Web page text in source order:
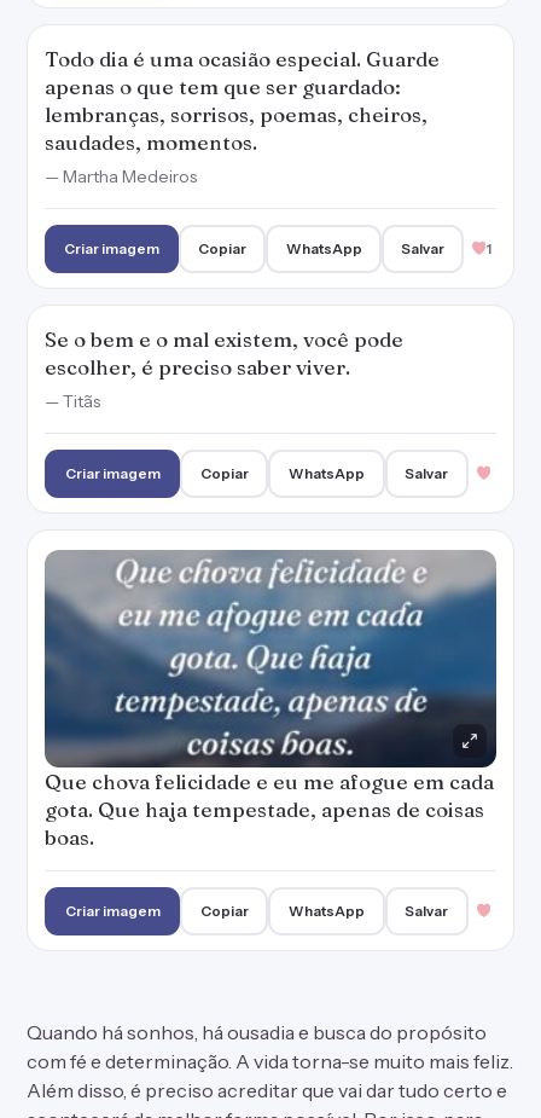
Todo dia é uma ocasião especial. Guarde
apenas o que tem que ser guardado:
lembranças, sorrisos, poemas, cheiros,
saudades, momentos.
— Martha Medeiros
Criar imagem Copiar WhatsApp Salvar 1
Se o bem e o mal existem, você pode
escolher, é preciso saber viver.
— Titãs
Criar imagem Copiar WhatsApp Salvar
Que chova felicidade e eu me afogue em cada
gota. Que haja tempestade, apenas de coisas
boas.
Criar imagem Copiar WhatsApp Salvar
Quando há sonhos, há ousadia e busca do propósito
com fé e determinação. A vida torna-se muito mais feliz.
Além disso, é preciso acreditar que vai dar tudo certo e